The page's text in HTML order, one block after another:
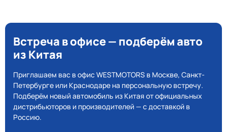
Встреча в офисе — подберём авто
из Китая
Приглашаем вас в офис WESTMOTORS в Москве, Санкт-
Петербурге или Краснодаре на персональную встречу.
Подберём новый автомобиль из Китая от официальных
дистрибьюторов и производителей — с доставкой в
Россию.